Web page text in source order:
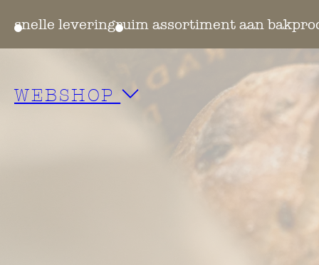
ruim assortiment aan bakproducten
WEBSHOP